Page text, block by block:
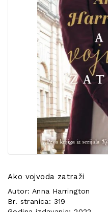
UDŽBENIKE!
KONTAKT
POSEBNA
PONUDA
Ako vojvoda zatraži
Autor: Anna Harrington
Br. stranica: 319